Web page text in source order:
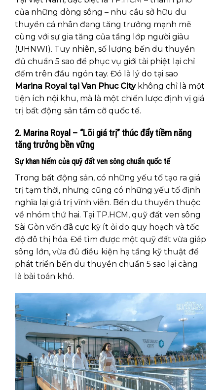
của những dòng sông – nhu cầu sở hữu du
thuyền cá nhân đang tăng trưởng mạnh mẽ
cùng với sự gia tăng của tầng lớp người giàu
(UHNWI). Tuy nhiên, số lượng bến du thuyền
đủ chuẩn 5 sao để phục vụ giới tài phiệt lại chỉ
đếm trên đầu ngón tay. Đó là lý do tại sao
Marina Royal tại Van Phuc Citykhông chỉ là một
tiện ích nội khu, mà là một chiến lược định vị giá
trị bất động sản tầm cỡ quốc tế.
2. Marina Royal – “Lõi giá trị” thúc đẩy tiềm năng
tăng trưởng bền vững
Sự khan hiếm của quỹ đất ven sông chuẩn quốc tế
Trong bất động sản, có những yếu tố tạo ra giá
trị tạm thời, nhưng cũng có những yếu tố định
nghĩa lại giá trị vĩnh viễn. Bến du thuyền thuộc
về nhóm thứ hai. Tại TP.HCM, quỹ đất ven sông
Sài Gòn vốn đã cực kỳ ít ỏi do quy hoạch và tốc
độ đô thị hóa. Để tìm được một quỹ đất vừa giáp
sông lớn, vừa đủ điều kiện hạ tầng kỹ thuật để
phát triển bến du thuyền chuẩn 5 sao lại càng
là bài toán khó.